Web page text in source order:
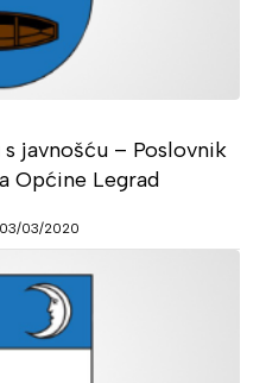
javnošću – Poslovnik
Općine Legrad
03/03/2020